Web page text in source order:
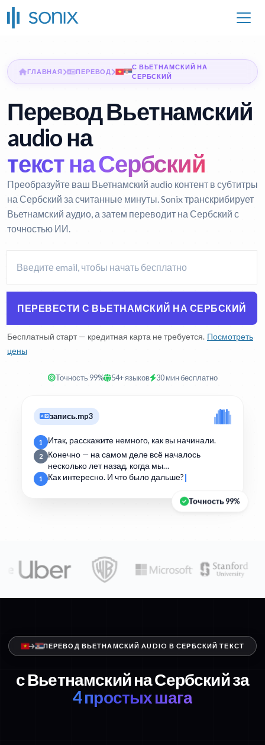
ГЛАВНАЯ ПЕРЕВОД
С ВЬЕТНАМСКИЙ НА
СЕРБСКИЙ
Перевод Вьетнамский
audio на
текст на Сербский
Преобразуйте ваш Вьетнамский audio контент в субтитры
на Сербский за считанные минуты. Sonix транскрибирует
Вьетнамский аудио, а затем переводит на Сербский с
точностью ИИ.
ПЕРЕВЕСТИ С ВЬЕТНАМСКИЙ НА СЕРБСКИЙ
Бесплатный старт — кредитная карта не требуется. Посмотреть
цены
Точность 99% 54+ языков 30 мин бесплатно
запись.mp3
1 Итак, расскажите немного, как вы начинали.
2
Конечно — на самом деле всё началось
несколько лет назад, когда мы…
1 Как интересно. И что было дальше?
Точность 99%
ПЕРЕВОД ВЬЕТНАМСКИЙ AUDIO В СЕРБСКИЙ ТЕКСТ
с Вьетнамский на Сербский за
4 простых шага